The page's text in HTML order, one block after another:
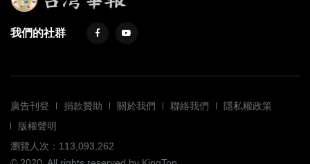
我們的社群
廣告刊登 捐款贊助 關於我們 聯絡我們
隱私權政策
版權聲明
瀏覽人次：113,093,262